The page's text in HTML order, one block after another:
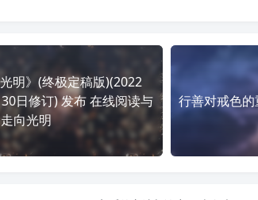
光明》(终极定稿版)(2022
日修订) 发布 在线阅读与
向光明
行善对戒色